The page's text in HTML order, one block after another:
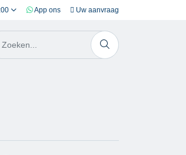
App ons Uw aanvraag